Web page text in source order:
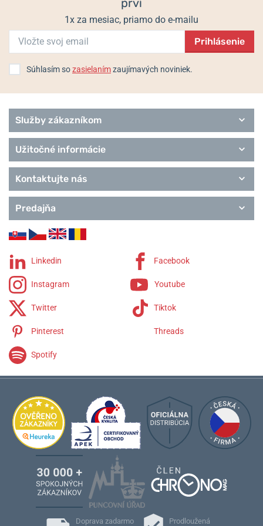
Populárne modelové rady Orient Star
Classic
Contemporary
Sports
Remienky Orient Star
prví
1x za mesiac, priamo do e-mailu
Prihlásenie
Súhlasím sozasielanímzaujímavých noviniek.
Služby zákazníkom
Užitočné informácie
Kontaktujte nás
Predajňa
Linkedin Facebook
Instagram Youtube
Twitter Tiktok
Pinterest Threads
Spotify
Doprava zadarmo
Prodloužená